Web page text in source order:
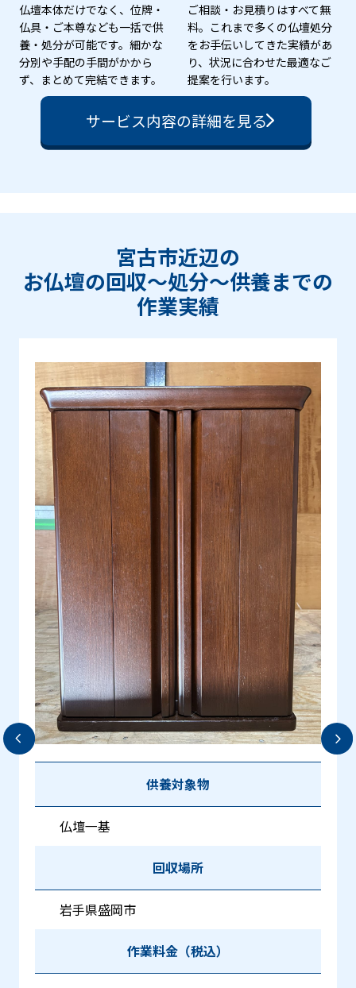
仏壇本体だけでなく、位牌・
仏具・ご本尊なども一括で供
養・処分が可能です。細かな
分別や手配の手間がかから
ず、まとめて完結できます。
ご相談・お見積りはすべて無
料。これまで多くの仏壇処分
をお手伝いしてきた実績があ
り、状況に合わせた最適なご
提案を行います。
サービス内容の詳細を見る
宮古市近辺の
お仏壇の回収〜処分〜供養までの
作業実績
供養対象物
仏壇一基
回収場所
岩手県盛岡市
作業料金（税込）